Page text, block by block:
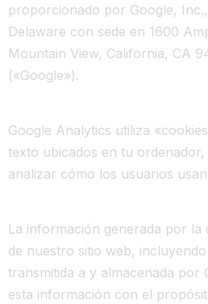
proporcionado por Google,
Delaware con sede en 1600
Mountain View, California, CA
(«Google»).
Google Analytics utiliza
texto ubicados en tu
analizar cómo los usuarios
La información generada por
de nuestro sitio web,
transmitida a y almacenada por
esta información con el